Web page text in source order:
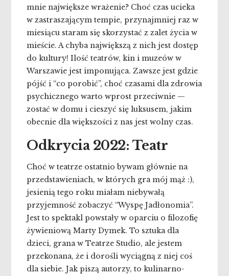
mnie największe wrażenie? Choć czas ucieka
w zastraszającym tempie, przynajmniej raz w
miesiącu staram się skorzystać z zalet życia w
mieście. A chyba największą z nich jest dostęp
do kultury! Ilość teatrów, kin i muzeów w
Warszawie jest imponująca. Zawsze jest gdzie
pójść i “co porobić”, choć czasami dla zdrowia
psychicznego warto wprost przeciwnie —
zostać w domu i cieszyć się luksusem, jakim
obecnie dla większości z nas jest wolny czas.
Odkrycia 2022: Teatr
Choć w teatrze ostatnio bywam głównie na
przedstawieniach, w których gra mój mąż :),
jesienią tego roku miałam niebywałą
przyjemność zobaczyć “Wyspę Jadłonomia”.
Jest to spektakl powstały w oparciu o filozofię
żywieniową Marty Dymek. To sztuka dla
dzieci, grana w Teatrze Studio, ale jestem
przekonana, że i dorośli wyciągną z niej coś
dla siebie. Jak piszą autorzy, to kulinarno-